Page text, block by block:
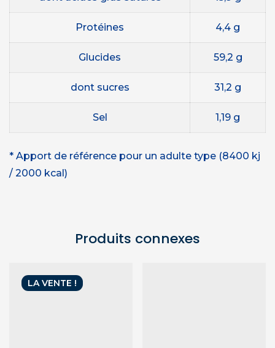
Protéines 4,4 g
Glucides 59,2 g
dont sucres 31,2 g
Sel 1,19 g
* Apport de référence pour un adulte type (8400 kj
/ 2000 kcal)
Produits connexes
LA VENTE !